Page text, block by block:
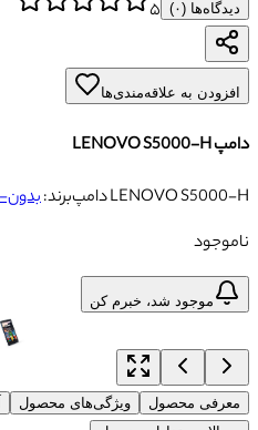
دیدگاه‌ها (۰) ۵
افزودن به علاقه‌مندی‌ها
دامپ LENOVO S5000-H
دامپ LENOVO S5000-H
برند:بدون-
ناموجود
موجود شد، خبرم کن
معرفی محصول ویژگی‌های محصول